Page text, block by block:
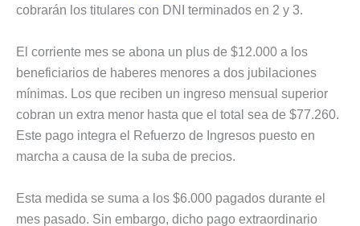
cobrarán los titulares con DNI terminados en 2 y 3.
El corriente mes se abona un plus de $12.000 a los
beneficiarios de haberes menores a dos jubilaciones
mínimas. Los que reciben un ingreso mensual superior
cobran un extra menor hasta que el total sea de $77.260.
Este pago integra el Refuerzo de Ingresos puesto en
marcha a causa de la suba de precios.
Esta medida se suma a los $6.000 pagados durante el
mes pasado. Sin embargo, dicho pago extraordinario